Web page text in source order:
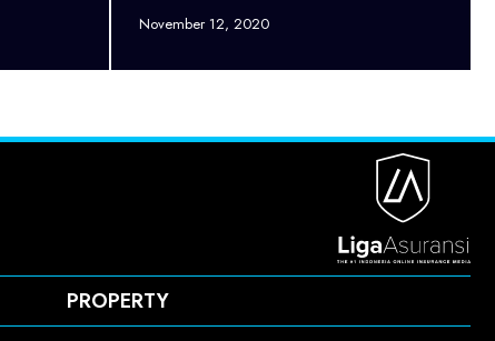
November 12, 2020
PROPERTY